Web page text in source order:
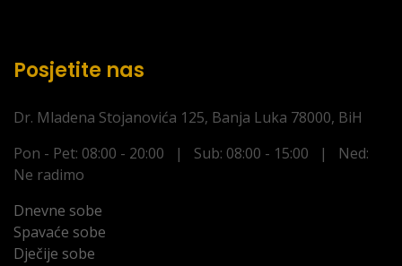
Posjetite nas
Dr. Mladena Stojanovića 125, Banja Luka 78000, BiH
Pon - Pet: 08:00 - 20:00 | Sub: 08:00 - 15:00 | Ned:
Ne radimo
Dnevne sobe
Spavaće sobe
Dječije sobe